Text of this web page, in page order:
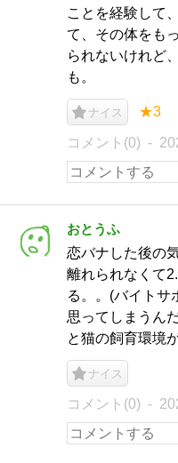
ことを経験して
て、その体をも
られないけれど
も。
ナイス ★3
コメント(0)
おとうふ
恋バナした後の
離れられなくて
る。。(バイトサ
思ってしまうん
と猫の飼育環境
ナイス
コメント(0)